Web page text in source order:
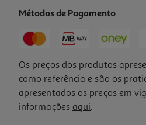
Métodos de Pagamento
Os preços dos produtos
como referência e são os
apresentados os preços em
informações aqui.